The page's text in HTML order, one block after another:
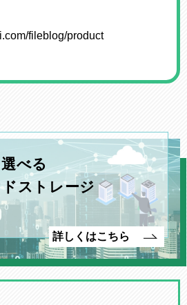
fileblog/product
べる
ストレージ
詳しくはこちら